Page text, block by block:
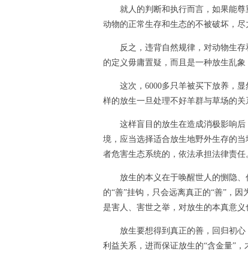
就人的判断和执行而言，如果能尊
动物的正常生存和生态的不被破坏，
反之，违背自然规律，对动物生存
的定义毋庸置疑，而且是一种放生乱象
这次，6000多只羊被买下放养，显
样的放生一旦处理不好羊群与草场的
这样盲目的放生在造成消极影响后
境，应当选择适合放生地野外生存的
者危害生态系统的，依法承担法律责任
放生的本义在于唤醒世人的恻隐、
的“善”挂钩，只会远离真正的“善”，
是害人、害世之举，对放生的本真意义
放生要想得到真正的善，回归初心
利益关系，进而保证放生的“含金量”，